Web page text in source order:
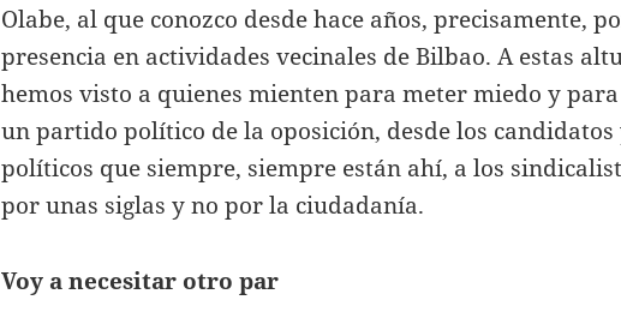
Olabe, al que conozco desde hace años, precisamente,
presencia en actividades vecinales de Bilbao. A estas
hemos visto a quienes mienten para meter miedo y
un partido político de la oposición, desde los candidatos
políticos que siempre, siempre están ahí, a los
por unas siglas y no por la ciudadanía.
Voy a necesitar otro par